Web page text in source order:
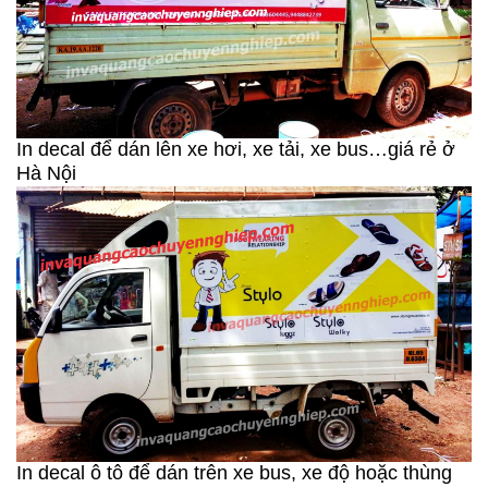
In decal để dán lên xe hơi, xe tải, xe bus…giá rẻ ở
Hà Nội
In decal ô tô để dán trên xe bus, xe độ hoặc thùng